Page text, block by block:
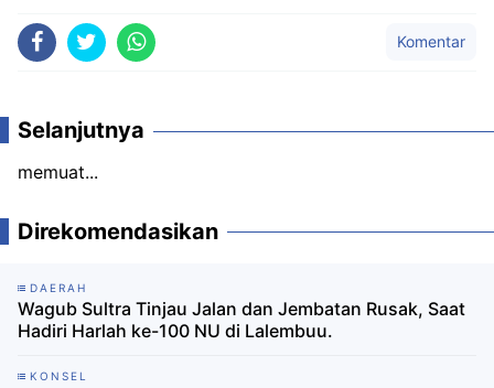
Komentar
Selanjutnya
memuat...
Direkomendasikan
DAERAH
Wagub Sultra Tinjau Jalan dan Jembatan Rusak, Saat
Hadiri Harlah ke-100 NU di Lalembuu.
KONSEL